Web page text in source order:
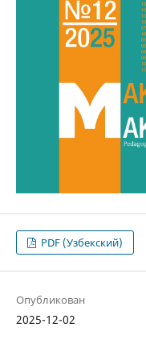
PDF (Узбекский)
Опубликован
2025-12-02